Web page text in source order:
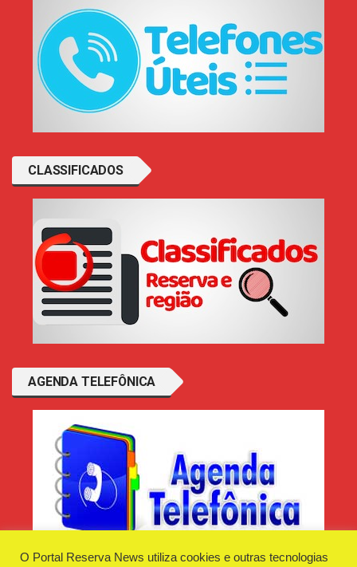
CLASSIFICADOS
AGENDA TELEFÔNICA
O Portal Reserva News utiliza cookies e outras tecnologias